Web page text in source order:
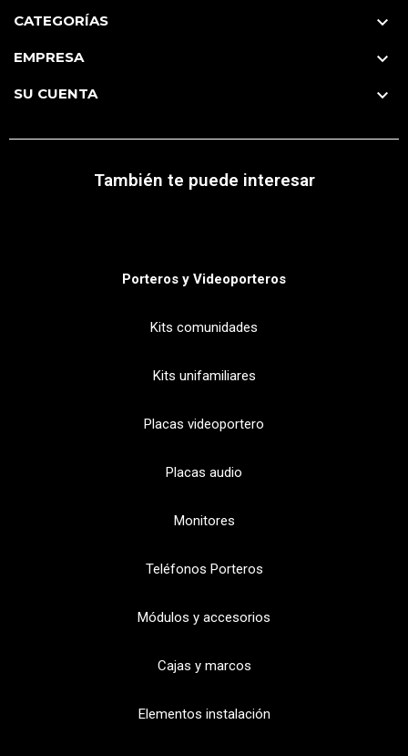
CATEGORÍAS 
EMPRESA 
SU CUENTA 
También te puede interesar
Porteros y Videoporteros
Kits comunidades
Kits unifamiliares
Placas videoportero
Placas audio
Monitores
Teléfonos Porteros
Módulos y accesorios
Cajas y marcos
Elementos instalación